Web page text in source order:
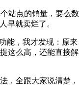
站点的销量，要么数
早就卖烂了。
能，我才发现：原来
这么高，还能直接解
，全跟大家说清楚，